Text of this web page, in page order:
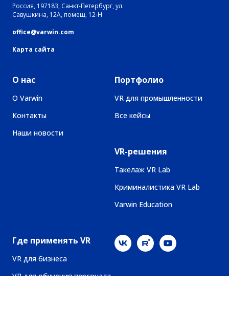
Россия, 197183, Санкт-Петербург, ул.
Савушкина, 12А, помещ. 12-Н
office@varwin.com
Карта сайта
О нас
О Varwin
Контакты
Наши новости
Портфолио
VR для промышленности
Все кейсы
VR-решения
Такелаж VR Lab
Криминалистика VR Lab
Varwin Education
Где применять VR
VR для бизнеса
VR для обучения персонала